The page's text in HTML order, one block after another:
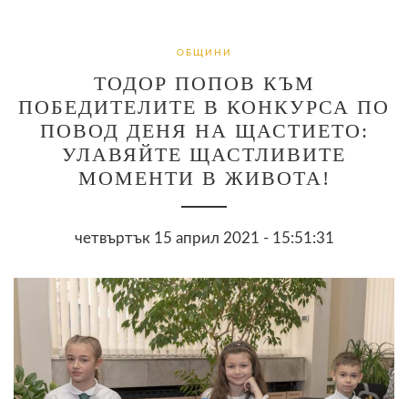
ОБЩИНИ
ТОДОР ПОПОВ КЪМ
ПОБЕДИТЕЛИТЕ В КОНКУРСА ПО
ПОВОД ДЕНЯ НА ЩАСТИЕТО:
УЛАВЯЙТЕ ЩАСТЛИВИТЕ
МОМЕНТИ В ЖИВОТА!
четвъртък 15 април 2021 - 15:51:31